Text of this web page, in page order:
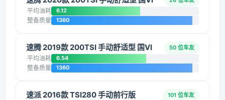
平均油耗 6.12
整备质量 1360
速腾 2019款 200TSI 手动舒适型 国VI 50 位车友
平均油耗 6.54
整备质量 1360
速派 2016款 TSI280 手动前行版 101 位车友